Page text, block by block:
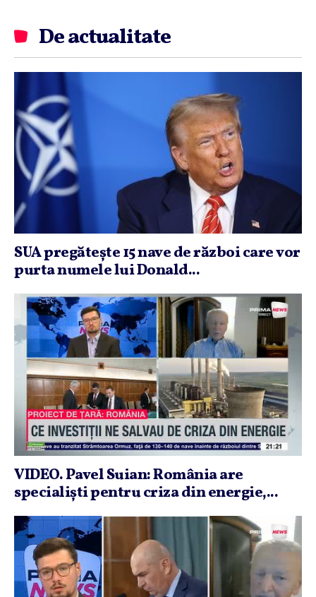
De actualitate
SUA pregăteşte 15 nave de război care vor
purta numele lui Donald...
VIDEO. Pavel Suian: România are
specialişti pentru criza din energie,...